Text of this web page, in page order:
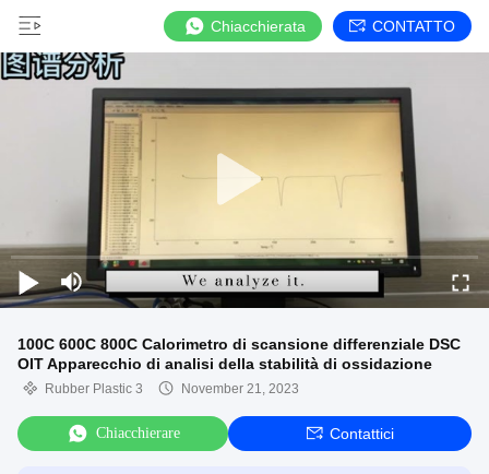
Chiacchierata CONTATTO
100C 600C 800C Calorimetro di scansione differenziale DSC
OIT Apparecchio di analisi della stabilità di ossidazione
Rubber Plastic 3 November 21, 2023
Chiacchierare Contattici